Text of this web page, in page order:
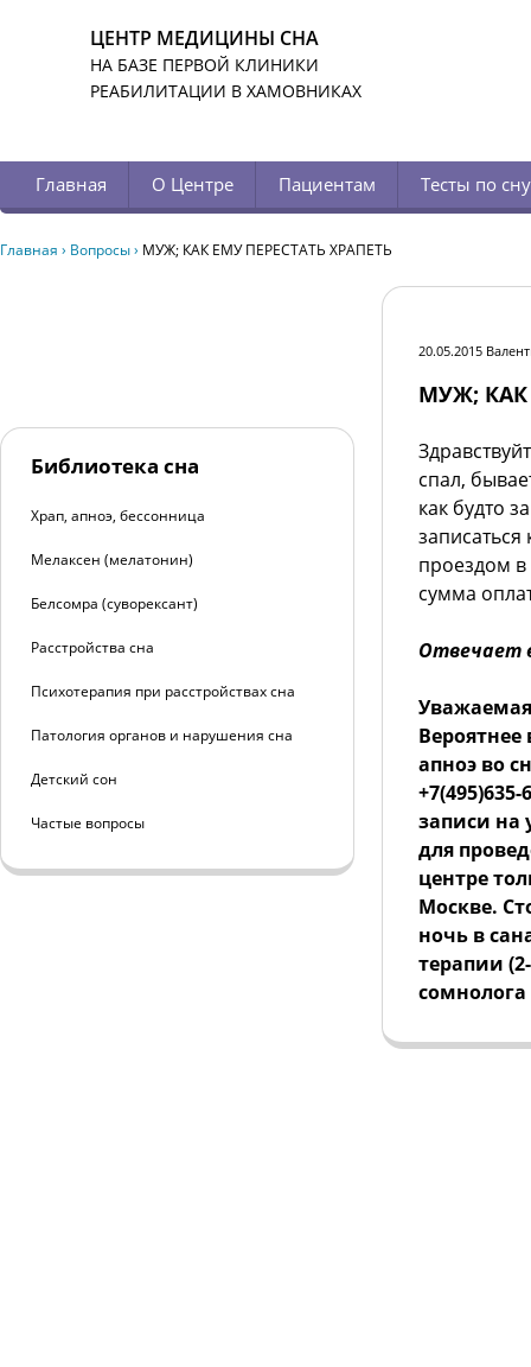
ЦЕНТР МЕДИЦИНЫ СНА
НА БАЗЕ ПЕРВОЙ КЛИНИКИ
РЕАБИЛИТАЦИИ В ХАМОВНИКАХ
Главная О Центре Пациентам Тесты по сну
Главная › Вопросы› МУЖ; КАК ЕМУ ПЕРЕСТАТЬ ХРАПЕТЬ
20.05.2015
МУЖ; КАК
спал,
как будто
проездом в
сумма
Отвечает
Вероятнее
апноэ во
записи на
для
центре
Москве.
ночь в
терапии
сомнолога
Библиотека сна
Храп, апноэ, бессонница
Мелаксен (мелатонин)
Белсомра (суворексант)
Расстройства сна
Психотерапия при расстройствах сна
Патология органов и нарушения сна
Детский сон
Частые вопросы